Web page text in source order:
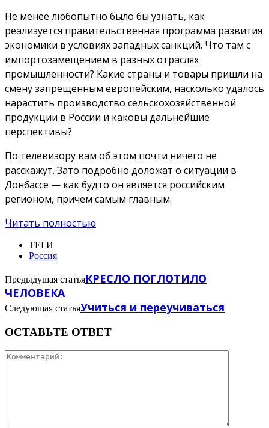
Не менее любопытно было бы узнать, как
реализуется правительственная программа развития
экономики в условиях западных санкций. Что там с
импортозамещением в разных отраслях
промышленности? Какие страны и товары пришли на
смену запрещенным европейским, насколько удалось
нарастить производство сельскохозяйственной
продукции в России и каковы дальнейшие
перспективы?
По телевизору вам об этом почти ничего не
расскажут. Зато подробно доложат о ситуации в
Донбассе — как будто он является российским
регионом, причем самым главным.
Читать полностью
ТЕГИ
Россия
Предыдущая статьяКРЕСЛО ПОГЛОТИЛО
ЧЕЛОВЕКА
Следующая статьяУчиться и переучиваться
ОСТАВЬТЕ ОТВЕТ